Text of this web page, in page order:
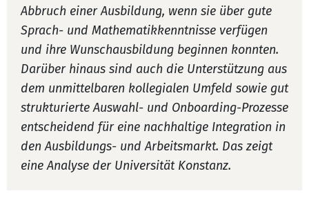
Abbruch einer Ausbildung, wenn sie über gute
Sprach- und Mathematikkenntnisse verfügen
und ihre Wunschausbildung beginnen konnten.
Darüber hinaus sind auch die Unterstützung aus
dem unmittelbaren kollegialen Umfeld sowie gut
strukturierte Auswahl- und Onboarding-Prozesse
entscheidend für eine nachhaltige Integration in
den Ausbildungs- und Arbeitsmarkt. Das zeigt
eine Analyse der Universität Konstanz.